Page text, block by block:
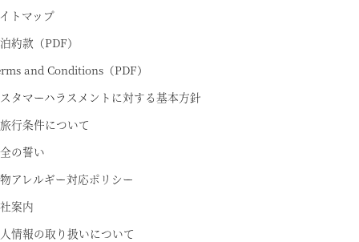
トマップ
約款（PDF）
and Conditions（PDF）
タマーハラスメントに対する基本方針
行条件について
の誓い
アレルギー対応ポリシー
案内
情報の取り扱いについて